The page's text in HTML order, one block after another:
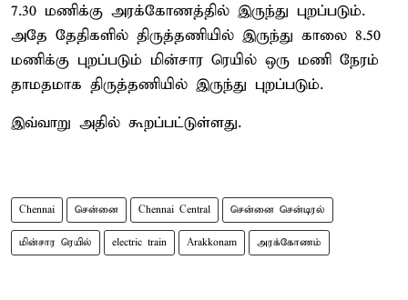
7.30 மணிக்கு அரக்கோணத்தில் இருந்து புறப்படும்.
அதே தேதிகளில் திருத்தணியில் இருந்து காலை 8.50
மணிக்கு புறப்படும் மின்சார ரெயில் ஒரு மணி நேரம்
தாமதமாக திருத்தணியில் இருந்து புறப்படும்.
இவ்வாறு அதில் கூறப்பட்டுள்ளது.
Chennai சென்னை Chennai Central சென்னை சென்டிரல்
மின்சார ரெயில் electric train Arakkonam அரக்கோணம்